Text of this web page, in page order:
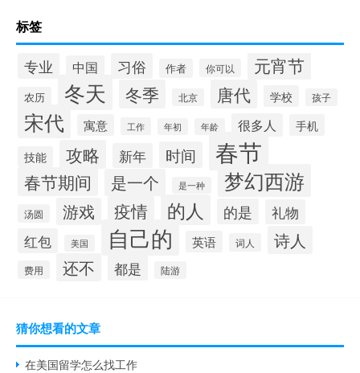
标签
专业 中国 习俗 作者 你可以 元宵节
农历 冬天 冬季 北京 唐代 学校 孩子
宋代 寓意 工作 年初 年龄 很多人 手机
技能 攻略 新年 时间 春节
春节期间 是一个 是一种 梦幻西游
汤圆 游戏 疫情 的人 的是
礼物
红包
美国 自己的 英语 词人 诗人
费用 还不 都是 陆游
猜你想看的文章
在美国留学怎么找工作